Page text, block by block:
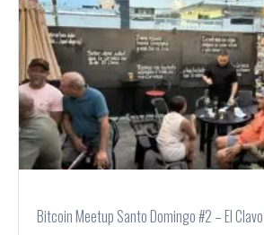
Bitcoin Meetup Santo Domingo #2 – El